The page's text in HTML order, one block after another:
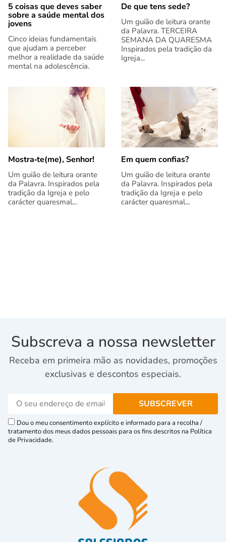
5 coisas que deves saber
sobre a saúde mental dos
jovens
Cinco ideias fundamentais
que ajudam a perceber
melhor a realidade da saúde
mental na adolescência.
De que tens sede?
Um guião de leitura orante
da Palavra. TERCEIRA
SEMANA DA QUARESMA
Inspirados pela tradição da
Igreja...
Mostra‑te(me), Senhor!
Um guião de leitura orante
da Palavra. Inspirados pela
tradição da Igreja e pelo
carácter quaresmal...
Em quem confias?
Um guião de leitura orante
da Palavra. Inspirados pela
tradição da Igreja e pelo
carácter quaresmal...
Subscreva a nossa newsletter
Receba em primeira mão as novidades, promoções
exclusivas e descontos especiais.
Dou o meu consentimento explícito e informado para a recolha /
tratamento dos meus dados pessoais para os fins descritos na Política
de Privacidade.